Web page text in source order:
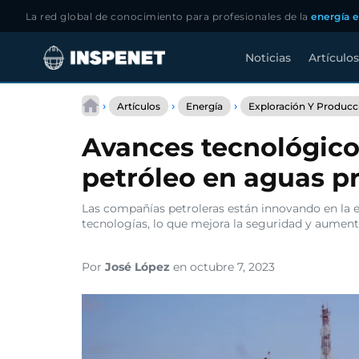
La red global de conocimiento para profesionales de laenergía
Noticias Artículos
› Artículos › Energía › Exploración Y
Avances
petróleo en aguas
Las compañías petroleras están innovando en
tecnologías, lo que mejora la seguridad y
Por José López en octubre 7, 2023